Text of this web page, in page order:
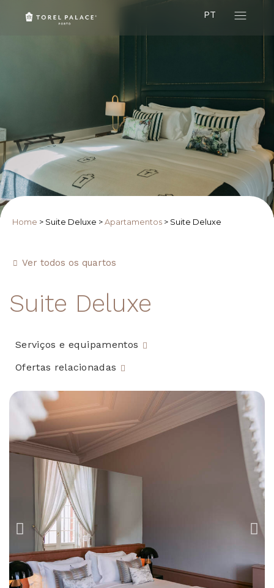
PT
Home > Suite Deluxe > Apartamentos > Suite Deluxe
Ver todos os quartos
Suite Deluxe
Serviços e equipamentos
Ofertas relacionadas